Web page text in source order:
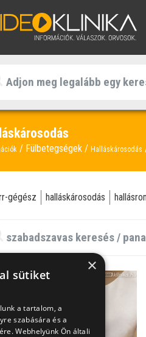
Fülbetegségek Halláskárosodás
gégész halláskárosodás
×
sütiket
a tartalom, a
szabására és a
Webhelyünk Ön általi